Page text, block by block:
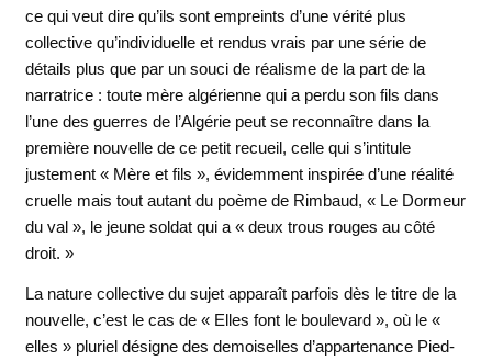
ce qui veut dire qu’ils sont empreints d’une vérité plus
collective qu’individuelle et rendus vrais par une série de
détails plus que par un souci de réalisme de la part de la
narratrice : toute mère algérienne qui a perdu son fils dans
l’une des guerres de l’Algérie peut se reconnaître dans la
première nouvelle de ce petit recueil, celle qui s’intitule
justement « Mère et fils », évidemment inspirée d’une réalité
cruelle mais tout autant du poème de Rimbaud, « Le Dormeur
du val », le jeune soldat qui a « deux trous rouges au côté
droit. »
La nature collective du sujet apparaît parfois dès le titre de la
nouvelle, c’est le cas de « Elles font le boulevard », où le «
elles » pluriel désigne des demoiselles d’appartenance Pied-